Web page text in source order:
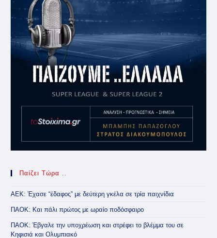
Παίζει Τώρα ..
ΑΕΚ: Έχασε “έδαφος” με δεύτερη γκέλα σε τρία παιχνίδια
ΠΑΟΚ: Και πάλι πρώτος με ωραίο ποδόσφαιρο
ΠΑΟΚ: Έβγαλε την υποχρέωση και στρέφει το βλέμμα του σε
Κηφισιά και Ολυμπιακό